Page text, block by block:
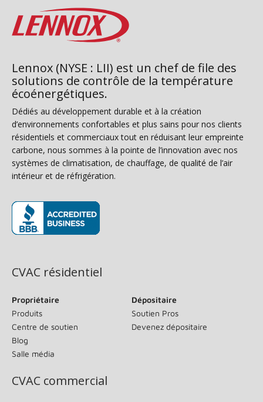
Lennox (NYSE : LII) est un chef de file des
solutions de contrôle de la température
écoénergétiques.
Dédiés au développement durable et à la création
d’environnements confortables et plus sains pour nos clients
résidentiels et commerciaux tout en réduisant leur empreinte
carbone, nous sommes à la pointe de l’innovation avec nos
systèmes de climatisation, de chauffage, de qualité de l’air
intérieur et de réfrigération.
CVAC résidentiel
Propriétaire
Produits
Centre de soutien
Blog
Salle média
Dépositaire
Soutien Pros
Devenez dépositaire
CVAC commercial